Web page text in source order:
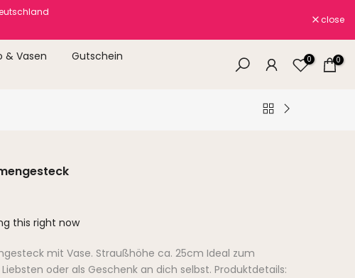
close
& Vasen
Gutschein
0 0
this right now
mit Vase. Straußhöhe ca. 25cm Ideal zum
oder als Geschenk an dich selbst. Produktdetails: